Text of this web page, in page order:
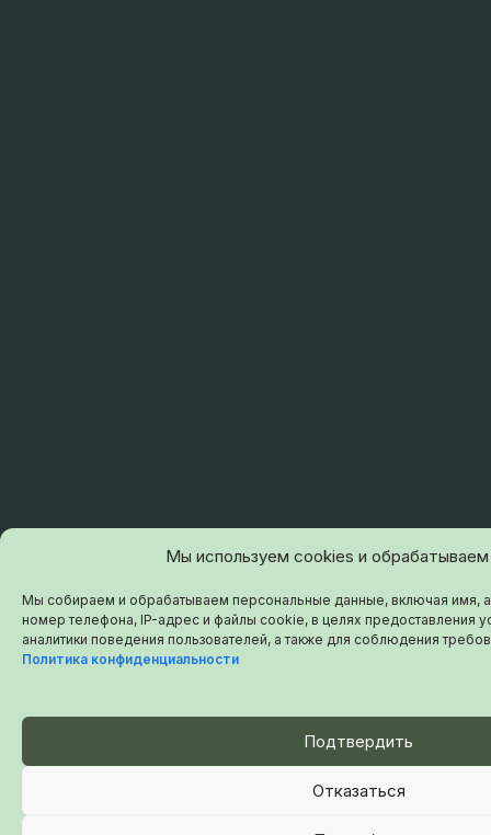
Мы используем cookies и
Мы собираем и обрабатываем персональные данные, включая имя,
номер телефона, IP-адрес и файлы cookie, в целях предоставления
аналитики поведения пользователей, а также для соблюдения
Политика конфиденциальности
Подтвердить
Отказаться